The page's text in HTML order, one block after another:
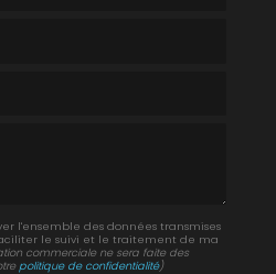
l'ensemble des données transmises
le suivi et le traitement de ma
commerciale ne sera faite des
politique de confidentialité)